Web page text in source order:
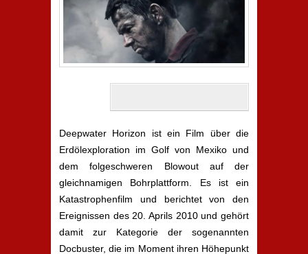
Deepwater Horizon ist ein Film über die
Erdölexploration im Golf von Mexiko und
dem folgeschweren Blowout auf der
gleichnamigen Bohrplattform. Es ist ein
Katastrophenfilm und berichtet von den
Ereignissen des 20. Aprils 2010 und gehört
damit zur Kategorie der sogenannten
Docbuster, die im Moment ihren Höhepunkt